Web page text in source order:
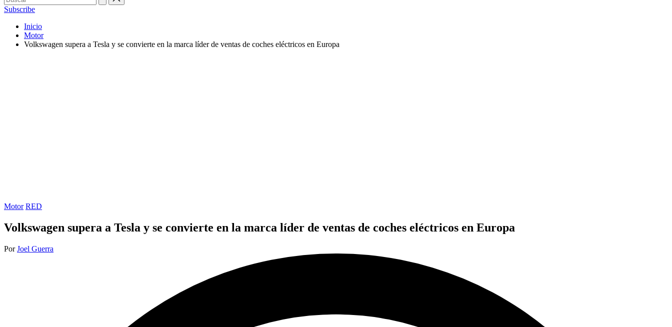
Subscribe
Inicio
Motor
Volkswagen supera a Tesla y se convierte en la marca líder de ventas de coches eléctricos en Europa
Publicada
Motor RED
Volkswagen supera a Tesla y se convierte en la marca líder de ventas de coches eléctricos en Europa
Publicado
PorJoel Guerra